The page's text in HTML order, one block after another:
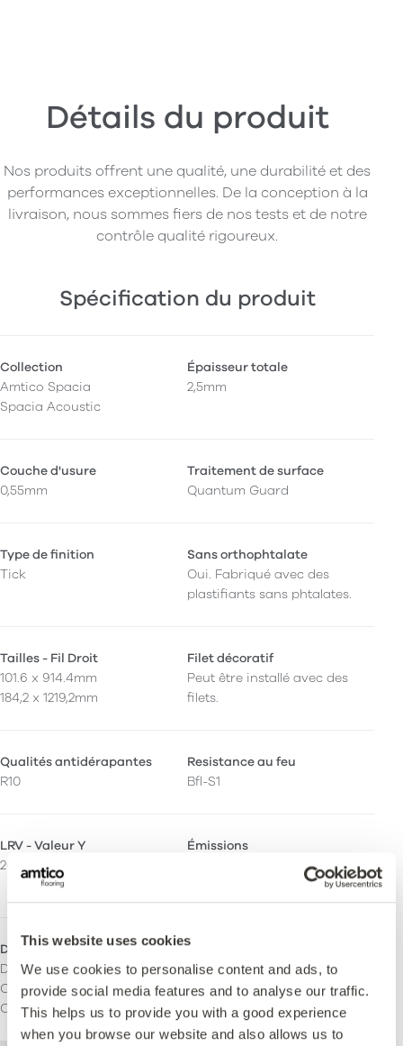
This website uses cookies
We use cookies to personalise content and ads, to
provide social media features and to analyse our traffic.
This helps us to provide you with a good experience
when you browse our website and also allows us to
Détails du produit
Nos produits offrent une qualité, une durabilité et des
performances exceptionnelles. De la conception à la
livraison, nous sommes fiers de nos tests et de notre
contrôle qualité rigoureux.
Spécification du produit
Collection
Amtico Spacia
Spacia Acoustic
Épaisseur totale
2,5mm
Couche d'usure
0,55mm
Traitement de surface
Quantum Guard
Type de finition
Tick
Sans orthophtalate
Oui. Fabriqué avec des
plastifiants sans phtalates.
Tailles - Fil Droit
101.6 x 914.4mm
184,2 x 1219,2mm
Filet décoratif
Peut être installé avec des
filets.
Qualités antidérapantes
R10
Resistance au feu
Bfl-S1
LRV - Valeur Y
20
Émissions
Indoor Air Comfort Gold
Domaines d'utilisation
Domestique
Commercial léger
Commercial lourd